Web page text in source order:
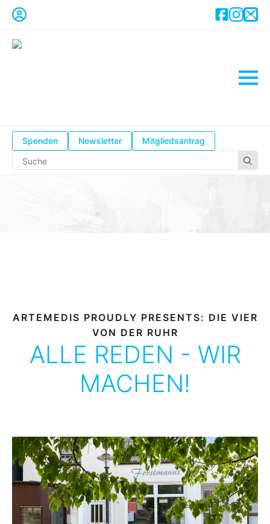
Spenden Newsletter Mitgliedsantrag
ARTEMEDIS PROUDLY PRESENTS: DIE VIER
VON DER RUHR
ALLE REDEN - WIR
MACHEN!